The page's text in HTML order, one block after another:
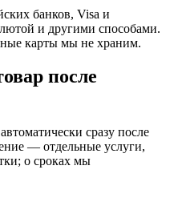
банков, Visa и
и другими способами.
карты мы не храним.
после
сразу после
— отдельные услуги,
о сроках мы